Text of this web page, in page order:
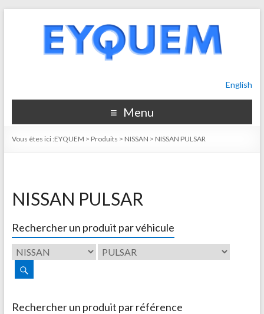
English
Menu
Vous êtes ici :EYQUEM > Produits > NISSAN > NISSAN PULSAR
NISSAN PULSAR
Rechercher un produit par véhicule
Rechercher un produit par référence